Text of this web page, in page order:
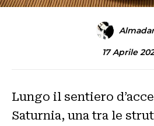
17 Aprile
Lungo il sentiero
Saturnia, una tra le